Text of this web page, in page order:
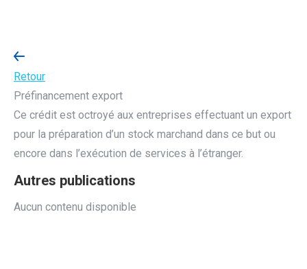
Retour
Préfinancement export
Ce crédit est octroyé aux entreprises effectuant un export
pour la préparation d’un stock marchand dans ce but ou
encore dans l’exécution de services à l’étranger.
Autres publications
Aucun contenu disponible